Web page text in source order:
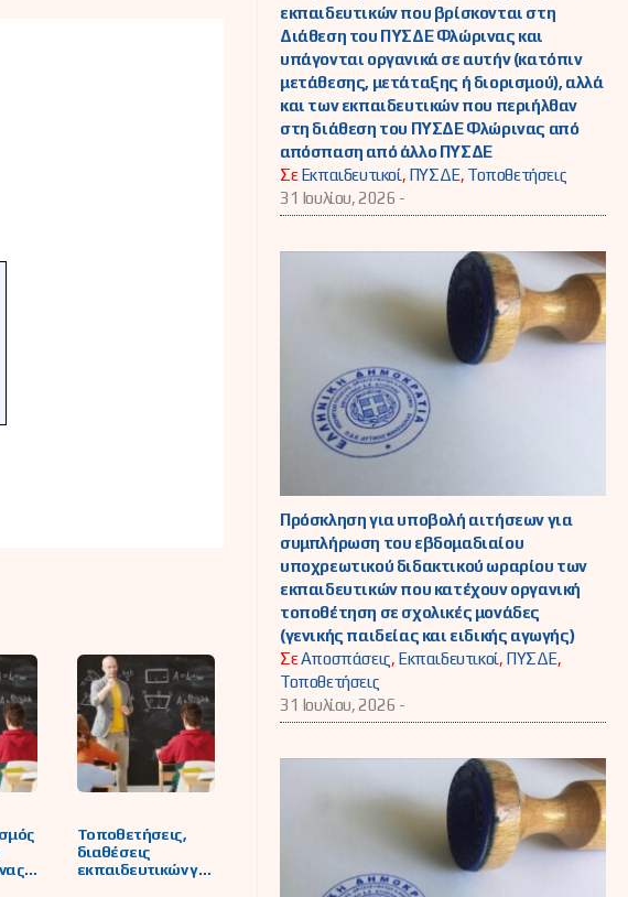
Τοποθετήσεις,
διαθέσεις
εκπαιδευτικών για
εκπαιδευτικών που βρίσκονται στη
Διάθεση του ΠΥΣΔΕ Φλώρινας και
υπάγονται οργανικά σε αυτήν (κατόπιν
μετάθεσης, μετάταξης ή διορισμού), αλλά
και των εκπαιδευτικών που περιήλθαν
στη διάθεση του ΠΥΣΔΕ Φλώρινας από
απόσπαση από άλλο ΠΥΣΔΕ
ΣεΕκπαιδευτικοί, ΠΥΣΔΕ, Τοποθετήσεις
31 Ιουλίου, 2026 -
Πρόσκληση για υποβολή αιτήσεων για
συμπλήρωση του εβδομαδιαίου
υποχρεωτικού διδακτικού ωραρίου των
εκπαιδευτικών που κατέχουν οργανική
τοποθέτηση σε σχολικές μονάδες
(γενικής παιδείας και ειδικής αγωγής)
ΣεΑποσπάσεις, Εκπαιδευτικοί, ΠΥΣΔΕ,
Τοποθετήσεις
31 Ιουλίου, 2026 -